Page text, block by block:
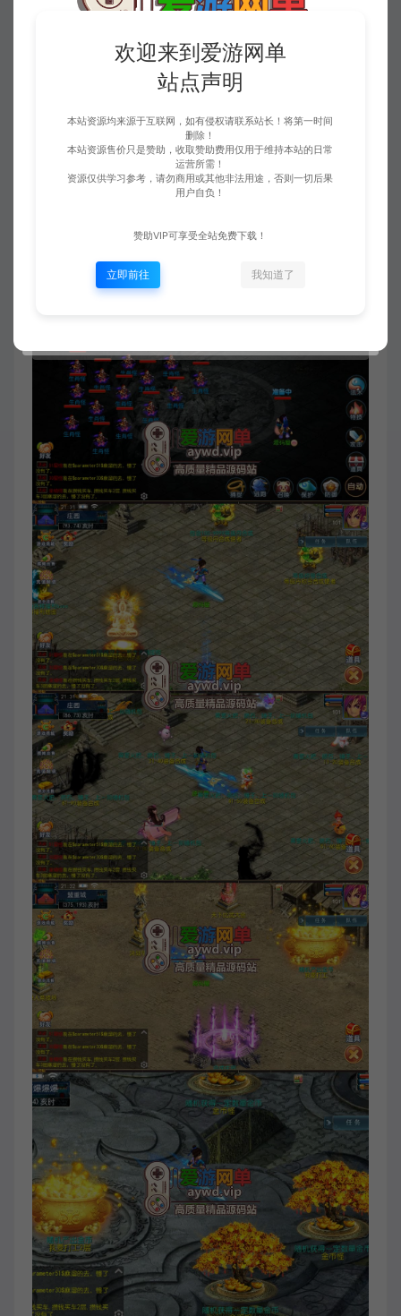
欢迎来到爱游网单
站点声明
本站资源均来源于互联网，如有侵权请联系站长！将第一时间
删除！
本站资源售价只是赞助，收取赞助费用仅用于维持本站的日常
运营所需！
资源仅供学习参考，请勿商用或其他非法用途，否则一切后果
用户自负！
赞助VIP可享受全站免费下载！
立即前往 我知道了